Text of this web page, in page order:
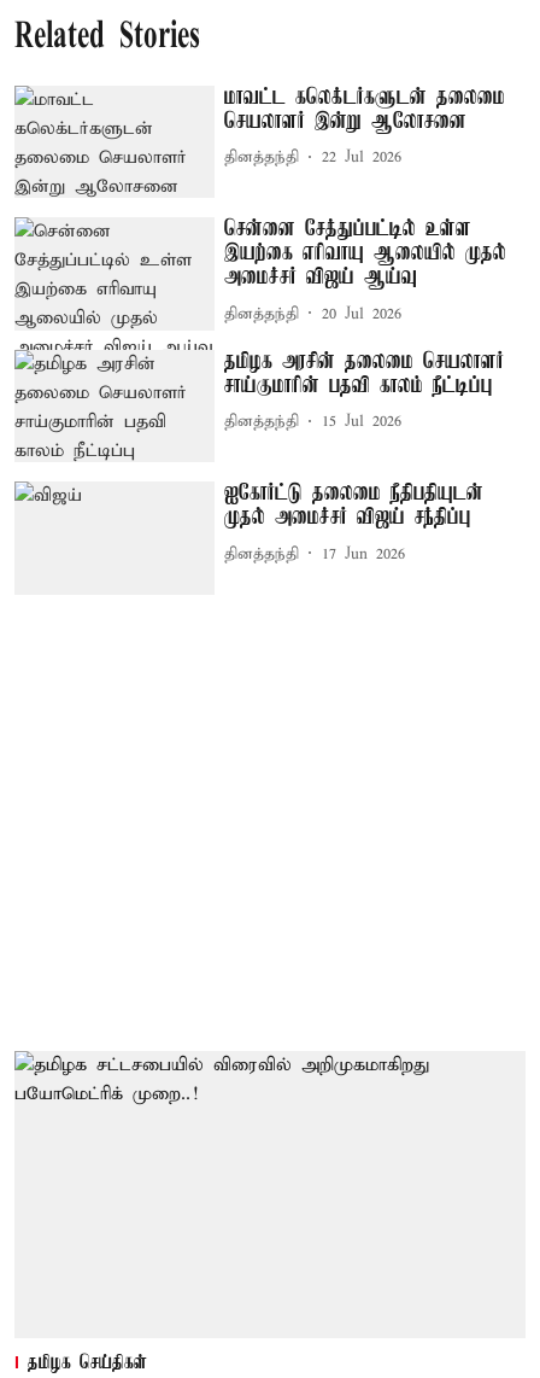
Related Stories
மாவட்ட கலெக்டர்களுடன் தலைமை
செயலாளர் இன்று ஆலோசனை
தினத்தந்தி 22 Jul 2026
சென்னை சேத்துப்பட்டில் உள்ள
இயற்கை எரிவாயு ஆலையில் முதல்
அமைச்சர் விஜய் ஆய்வு
தினத்தந்தி 20 Jul 2026
தமிழக அரசின் தலைமை செயலாளர்
சாய்குமாரின் பதவி காலம் நீட்டிப்பு
தினத்தந்தி 15 Jul 2026
ஐகோர்ட்டு தலைமை நீதிபதியுடன்
முதல் அமைச்சர் விஜய் சந்திப்பு
தினத்தந்தி 17 Jun 2026
தமிழக செய்திகள்